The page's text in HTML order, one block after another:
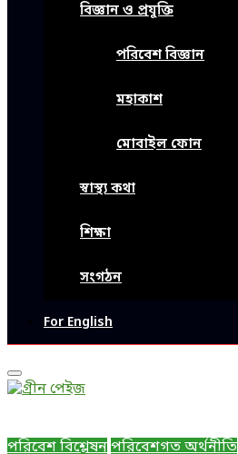
বিজ্ঞান ও প্রযুক্তি
পরিবেশ বিজ্ঞান
মহাকাশ
মোবাইল ফোন
স্বাস্থ্য কথা
শিক্ষা
সংগঠন
For English
Primary
Menu
পরিবেশ বিশ্লেষনপরিবেশগত অর্থনীতি